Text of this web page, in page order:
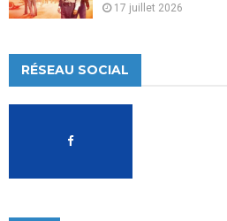
17 juillet 2026
RÉSEAU SOCIAL